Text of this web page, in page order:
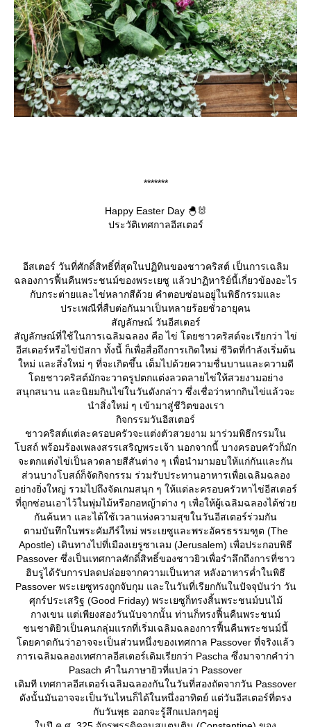
*******
Happy Easter Day 🐣🐰
ประวัติเทศกาลอีสเตอร์
อีสเตอร์ วันที่ศักดิ์สิทธิ์ที่สุดในปฏิทินของชาวคริสต์ เป็นการเฉลิม
ฉลองการฟื้นคืนพระชนม์ของพระเยซู แล้วปาฏิหาริย์นี้เกี่ยวข้องอะไร
กับกระต่ายและไข่หลากสีด้วย คำตอบซ่อนอยู่ในพิธีกรรมและ
ประเพณีที่สืบต่อกันมาเป็นหลายร้อยชั่วอายุคน
สัญลักษณ์ วันอีสเตอร์
สัญลักษณ์ที่ใช้ในการเฉลิมฉลอง คือ ไข่ โดยชาวคริสต์จะเรียกว่า ไข่
อีสเตอร์หรือไข่ปัสกา ทั้งนี้ ก็เพื่อสื่อถึงการเกิดใหม่ ชีวิตที่กำลังเริ่มต้น
หม่ และสิ่งใหม่ ๆ ที่จะเกิดขึ้น เต็มไปด้วยความชื่นบานและความดี
ดยชาวคริสต์มักจะวาดรูปตกแต่งลวดลายไข่ให้สวยงามอย่าง
สนุกสนาน และนิยมกินไข่ในวันดังกล่าว ซึ่งเชื่อว่าหากกินไข่แล้วจะ
นำสิ่งใหม่ ๆ เข้ามาสู่ชีวิตของเรา
กิจกรรมวันอีสเตอร์
ชาวคริสต์แต่ละครอบครัวจะแต่งตัวสวยงาม มาร่วมพิธีกรรมใน
บสถ์ พร้อมร้องเพลงสรรเสริญพระเจ้า นอกจากนี้ บางครอบครัวก็มัก
จะตกแต่งไข่เป็นลวดลายสีสันต่าง ๆ เพื่อนำมามอบให้แก่กันและกัน
ส่วนบางโบสถ์ก็จัดกิจกรรม ร่วมรับประทานอาหารเพื่อเฉลิมฉลอง
อย่างยิ่งใหญ่ รวมไปถึงจัดเกมสนุก ๆ ให้แต่ละครอบครัวหาไข่อีสเตอร์
ที่ถูกซ่อนเอาไว้ในพุ่มไม้หรือกอหญ้าต่าง ๆ เพื่อให้ผู้เฉลิมฉลองได้ช่ว
กันค้นหา และได้ใช้เวลาแห่งความสุขในวันอีสเตอร์ร่วมกัน
ตามบันทึกในพระคัมภีร์ใหม่ พระเยซูและพระอัครธรรมฑูต (The
Apostle) เดินทางไปที่เมืองเยรูซาเลม (Jerusalem) เพื่อประกอบพิธี
Passover ซึ่งเป็นเทศกาลศักดิ์สิทธิ์ของชาวยิวเพื่อรำลึกถึงการที่ชาว
ฮิบรูได้รับการปลดปล่อยจากความเป็นทาส หลังอาหารค่ำในพิธี
Passover พระเยซูทรงถูกจับกุม และในวันที่เรียกกันในปัจจุบันว่า วัน
ศุกร์ประเสริฐ (Good Friday) พระเยซูก็ทรงสิ้นพระชนม์บนไม้
กางเขน แต่เพียงสองวันนับจากนั้น ท่านก็ทรงฟื้นคืนพระชนม์
ชนชาติยิวเป็นคนกลุ่มแรกที่เริ่มเฉลิมฉลองการฟื้นคืนพระชนม์นี้
ดยคาดกันว่าอาจจะเป็นส่วนหนึ่งของเทศกาล Passover ที่จริงแล้ว
การเฉลิมฉลองเทศกาลอีสเตอร์เดิมเรียกว่า Pascha ซึ่งมาจากคำว่า
Pasach คำในภาษายิวที่แปลว่า Passover
เดิมที เทศกาลอีสเตอร์เฉลิมฉลองกันในวันที่สองถัดจากวัน Passover
ดังนั้นมันอาจจะเป็นวันไหนก็ได้ในหนึ่งอาทิตย์ แต่วันอีสเตอร์ที่ตรง
กับวันพุธ ออกจะรู้สึกแปลกๆอยู่